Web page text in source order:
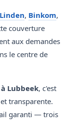
Linden, Binkom,
couverture
aux demandes
le centre de
Lubbeek, c'est
transparente.
garanti — trois